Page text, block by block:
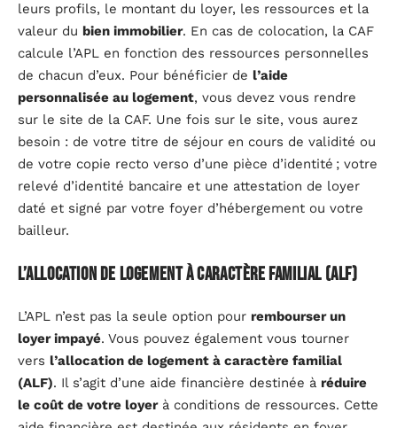
leurs profils, le montant du loyer, les ressources et la
valeur du bien immobilier. En cas de colocation, la CAF
calcule l’APL en fonction des ressources personnelles
de chacun d’eux. Pour bénéficier de l’aide
personnalisée au logement, vous devez vous rendre
sur le site de la CAF. Une fois sur le site, vous aurez
besoin : de votre titre de séjour en cours de validité ou
de votre copie recto verso d’une pièce d’identité ; votre
relevé d’identité bancaire et une attestation de loyer
daté et signé par votre foyer d’hébergement ou votre
bailleur.
L’allocation de logement à caractère familial (ALF)
L’APL n’est pas la seule option pour rembourser un
loyer impayé. Vous pouvez également vous tourner
vers l’allocation de logement à caractère familial
(ALF). Il s’agit d’une aide financière destinée à réduire
le coût de votre loyerà conditions de ressources. Cette